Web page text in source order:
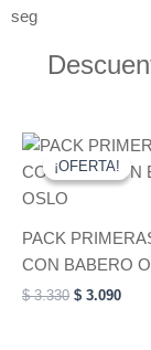
seg
¡OFERTA!
¡OFERTA!
PACK
CON BABERO
$3.330
Original
price
was:
$ 3.090
is: